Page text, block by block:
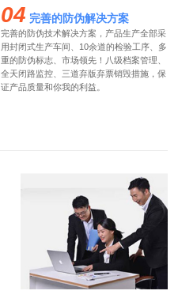
04 完善的防伪解决方案
完善的防伪技术解决方案，产品生产全部采
用封闭式生产车间、10余道的检验工序、多
重的防伪标志、市场领先！八级档案管理、
全天闭路监控、三道弃版弃票销毁措施，保
证产品质量和你我的利益。